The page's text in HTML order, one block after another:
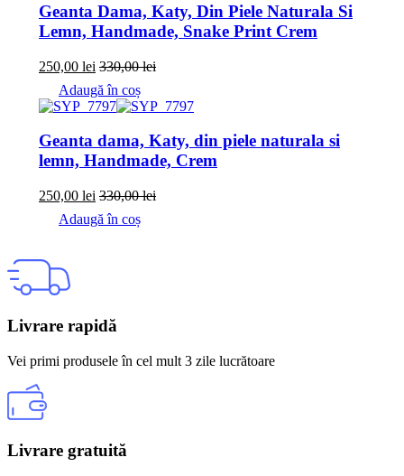
Geanta Dama, Katy, Din Piele Naturala Si
Lemn, Handmade, Snake Print Crem
250,00 lei 330,00lei
Adaugă în coș
Geanta dama, Katy, din piele naturala si
lemn, Handmade, Crem
250,00 lei 330,00lei
Adaugă în coș
Livrare rapidă
Vei primi produsele în cel mult 3 zile lucrătoare
Livrare gratuită